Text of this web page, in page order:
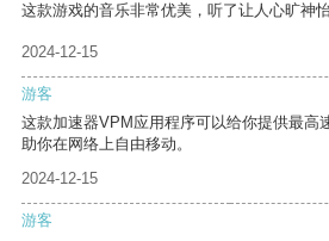
这款游戏的音乐非常优美，听了让人心旷神怡
2024-12-15
游客
这款加速器VPM应用程序可以给你提供最高
助你在网络上自由移动。
2024-12-15
游客